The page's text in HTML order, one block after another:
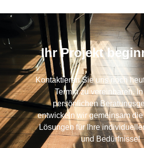
Ihr Projekt
Kontaktieren Sie uns noch
Termin zu vereinbaren.
persönlichen
entwickeln wir gemeinsam
Lösungen für Ihre
und Bedürfnisse!